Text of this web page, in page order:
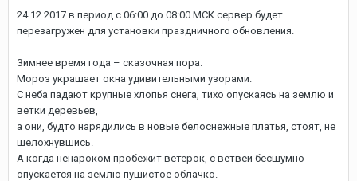
24.12.2017 в период с 06:00 до 08:00 МСК сервер будет
перезагружен для установки праздничного обновления.
Зимнее время года – сказочная пора.
Мороз украшает окна удивительными узорами.
С неба падают крупные хлопья снега, тихо опускаясь на землю и
ветки деревьев,
а они, будто нарядились в новые белоснежные платья, стоят, не
шелохнувшись.
А когда ненароком пробежит ветерок, с ветвей бесшумно
опускается на землю пушистое облачко.